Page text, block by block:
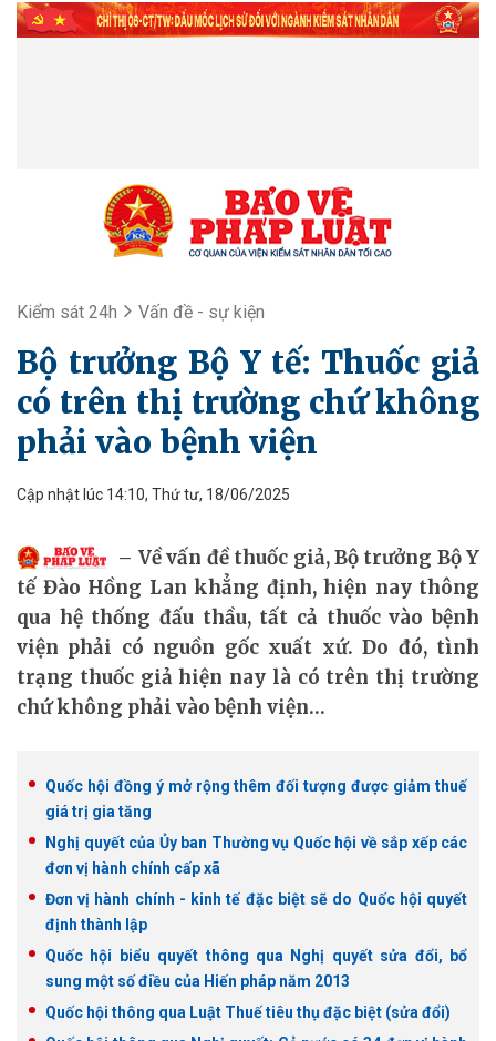
Kiểm sát 24h Vấn đề - sự kiện
Bộ trưởng Bộ Y tế: Thuốc giả
có trên thị trường chứ không
phải vào bệnh viện
Cập nhật lúc 14:10, Thứ tư, 18/06/2025
Về vấn đề thuốc giả, Bộ trưởng Bộ Y
tế Đào Hồng Lan khẳng định, hiện nay thông
qua hệ thống đấu thầu, tất cả thuốc vào bệnh
viện phải có nguồn gốc xuất xứ. Do đó, tình
trạng thuốc giả hiện nay là có trên thị trường
chứ không phải vào bệnh viện…
Quốc hội đồng ý mở rộng thêm đối tượng được giảm thuế
giá trị gia tăng
Nghị quyết của Ủy ban Thường vụ Quốc hội về sắp xếp các
đơn vị hành chính cấp xã
Đơn vị hành chính - kinh tế đặc biệt sẽ do Quốc hội quyết
định thành lập
Quốc hội biểu quyết thông qua Nghị quyết sửa đổi, bổ
sung một số điều của Hiến pháp năm 2013
Quốc hội thông qua Luật Thuế tiêu thụ đặc biệt (sửa đổi)